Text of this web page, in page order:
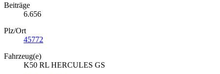
Beiträge
6.656
Plz/Ort
45772
Fahrzeug(e)
K50 RL HERCULES GS